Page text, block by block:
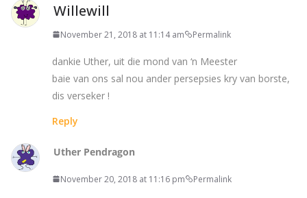
Willewill
November 21, 2018 at 11:14 am Permalink
dankie Uther, uit die mond van ‘n Meester
baie van ons sal nou ander persepsies kry van borste,
dis verseker !
Reply
Uther Pendragon
November 20, 2018 at 11:16 pm Permalink